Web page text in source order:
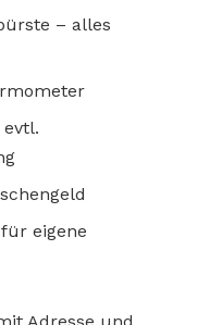
– alles
eigene